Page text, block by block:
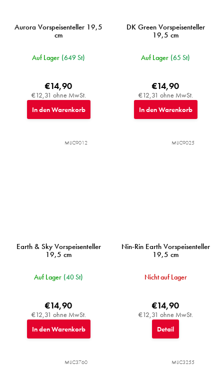
Aurora Vorspeisenteller 19,5
cm
Auf Lager (649 St)
€12,31 ohne MwSt.
€14,90
In den Warenkorb
DK Green Vorspeisenteller
19,5 cm
Auf Lager (65 St)
€12,31 ohne MwSt.
€14,90
In den Warenkorb
Earth & Sky Vorspeisenteller
19,5 cm
Auf Lager (40 St)
€12,31 ohne MwSt.
€14,90
In den Warenkorb
MIJC9012
Nin-Rin Earth Vorspeisenteller
19,5 cm
Nicht auf Lager
€12,31 ohne MwSt.
€14,90
Detail
MIJC9025
MIJC3760 MIJC3255